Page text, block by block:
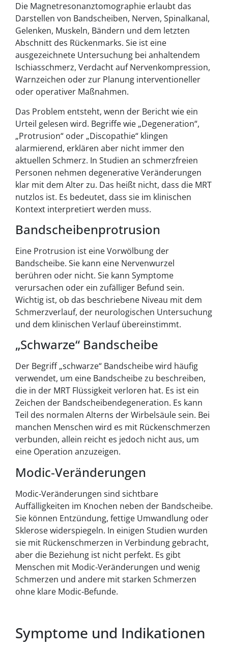
Die Magnetresonanztomographie erlaubt das
Darstellen von Bandscheiben, Nerven, Spinalkanal,
Gelenken, Muskeln, Bändern und dem letzten
Abschnitt des Rückenmarks. Sie ist eine
ausgezeichnete Untersuchung bei anhaltendem
Ischiasschmerz, Verdacht auf Nervenkompression,
Warnzeichen oder zur Planung interventioneller
oder operativer Maßnahmen.
Das Problem entsteht, wenn der Bericht wie ein
Urteil gelesen wird. Begriffe wie „Degeneration“,
„Protrusion“ oder „Discopathie“ klingen
alarmierend, erklären aber nicht immer den
aktuellen Schmerz. In Studien an schmerzfreien
Personen nehmen degenerative Veränderungen
klar mit dem Alter zu. Das heißt nicht, dass die MRT
nutzlos ist. Es bedeutet, dass sie im klinischen
Kontext interpretiert werden muss.
Bandscheibenprotrusion
Eine Protrusion ist eine Vorwölbung der
Bandscheibe. Sie kann eine Nervenwurzel
berühren oder nicht. Sie kann Symptome
verursachen oder ein zufälliger Befund sein.
Wichtig ist, ob das beschriebene Niveau mit dem
Schmerzverlauf, der neurologischen Untersuchung
und dem klinischen Verlauf übereinstimmt.
„Schwarze“ Bandscheibe
Der Begriff „schwarze“ Bandscheibe wird häufig
verwendet, um eine Bandscheibe zu beschreiben,
die in der MRT Flüssigkeit verloren hat. Es ist ein
Zeichen der Bandscheibendegeneration. Es kann
Teil des normalen Alterns der Wirbelsäule sein. Bei
manchen Menschen wird es mit Rückenschmerzen
verbunden, allein reicht es jedoch nicht aus, um
eine Operation anzuzeigen.
Modic‑Veränderungen
Modic‑Veränderungen sind sichtbare
Auffälligkeiten im Knochen neben der Bandscheibe.
Sie können Entzündung, fettige Umwandlung oder
Sklerose widerspiegeln. In einigen Studien wurden
sie mit Rückenschmerzen in Verbindung gebracht,
aber die Beziehung ist nicht perfekt. Es gibt
Menschen mit Modic‑Veränderungen und wenig
Schmerzen und andere mit starken Schmerzen
ohne klare Modic‑Befunde.
Symptome und Indikationen